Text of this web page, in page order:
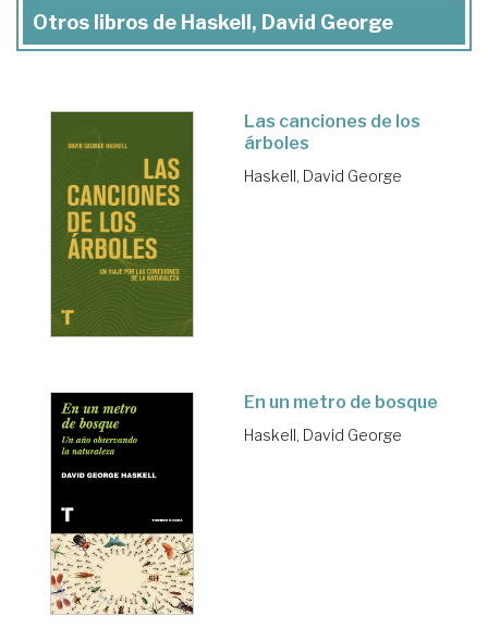
Otros libros de Haskell, David George
Las canciones de los
árboles
Haskell, David George
En un metro de bosque
Haskell, David George